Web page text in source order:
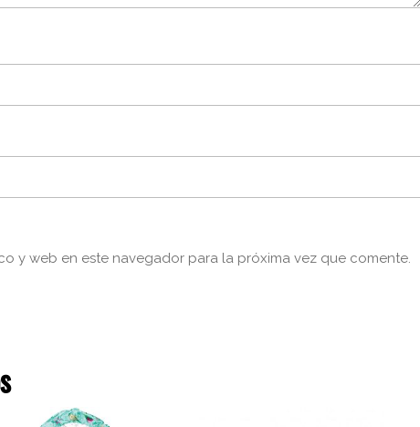
y web en este navegador para la próxima vez que comente.